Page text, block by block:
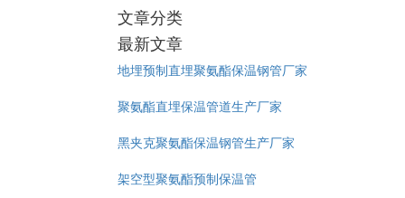
文章分类
最新文章
地埋预制直埋聚氨酯保温钢管厂家
聚氨酯直埋保温管道生产厂家
黑夹克聚氨酯保温钢管生产厂家
架空型聚氨酯预制保温管